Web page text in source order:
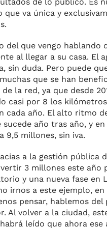
que va única y
del que vengo hablando
al llegar a su casa. El
sin duda. Pero puede
que se han
la red, ya que desde
casi por 8 los
cada año. El alto ritmo
sucede año tras año, y en
9,5 millones, sin iva.
a la gestión pública
3 millones este año
y una nueva fase en
irnos a este ejemplo,
pensar, hablemos del
Al volver a la ciudad,
leído que ahora ese